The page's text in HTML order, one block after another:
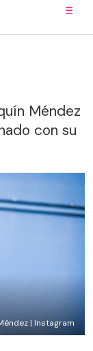
Méndez
con su
| Instagram